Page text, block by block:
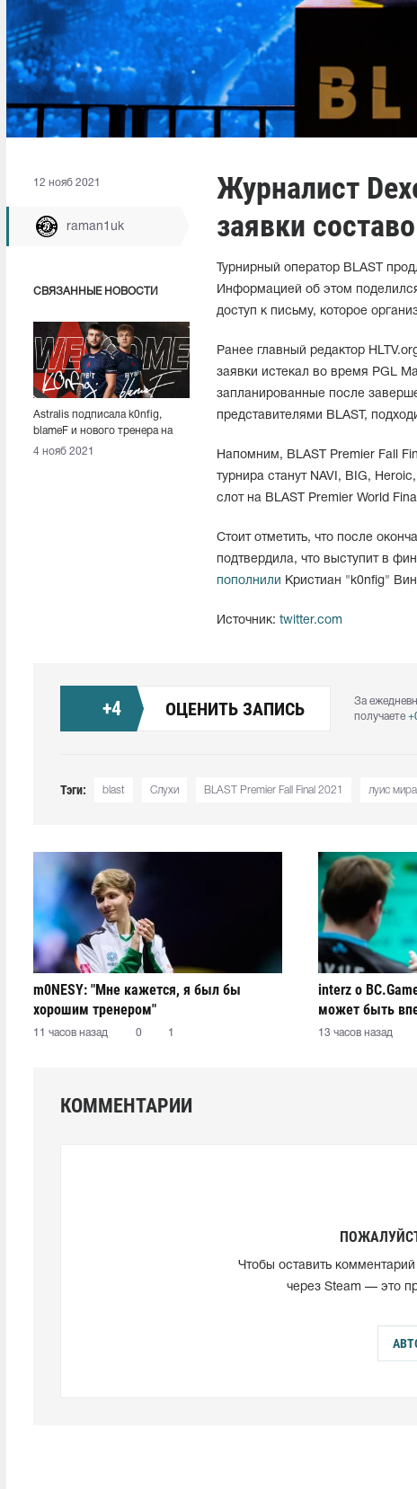
12 нояб 2021
raman1uk
СВЯЗАННЫЕ НОВОСТИ
Astralis подписала k0nfig,
blameF и нового тренера на
место dupreeh, Magisk и zonic
4 нояб 2021
Журналист
заявки
Турнирный оператор BLAST
Информацией об этом
доступ к письму, которое
Ранее главный редактор
заявки истекал во время PGL
запланированные после
представителями BLAST,
Напомним, BLAST Premier Fall
турнира станут NAVI, BIG,
слот на BLAST Premier World
Стоит отметить, что после
подтвердила, что выступит в
пополнили Кристиан "k0nfig"
Источник: twitter.com
+4 ОЦЕНИТЬ ЗАПИСЬ
За
получаете
Тэги: blast Слухи BLAST Premier Fall Final 2021 луис мира
m0NESY: "Мне кажется, я был бы
хорошим тренером"
11 часов назад 0 1
interz о
может быть
13 часов назад
КОММЕНТАРИИ
Чтобы оставить
через Steam — это